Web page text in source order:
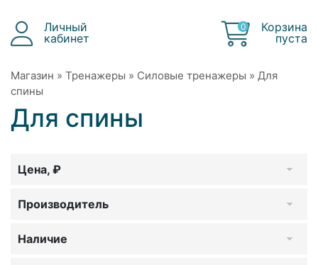
Личный
кабинет
0
Корзина
пуста
Магазин » Тренажеры » Силовые тренажеры » Для
спины
Для спины
Цена, ₽
Производитель
Наличие